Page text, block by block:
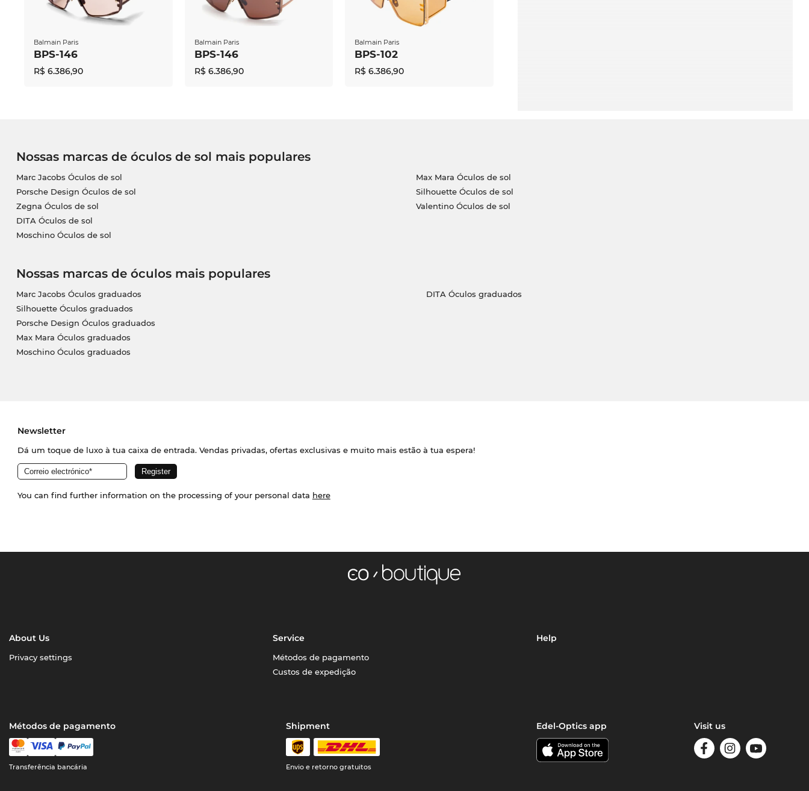
Balmain Paris
BPS-146
R$ 6.386,90
Balmain Paris
BPS-146
R$ 6.386,90
Balmain Paris
BPS-102
R$ 6.386,90
Nossas marcas de óculos de sol mais populares
Marc Jacobs Óculos de sol
Porsche Design Óculos de sol
Zegna Óculos de sol
DITA Óculos de sol
Moschino Óculos de sol
Max Mara Óculos de sol
Silhouette Óculos de sol
Valentino Óculos de sol
Nossas marcas de óculos mais populares
Marc Jacobs Óculos graduados
Silhouette Óculos graduados
Porsche Design Óculos graduados
Max Mara Óculos graduados
Moschino Óculos graduados
DITA Óculos graduados
Newsletter
Dá um toque de luxo à tua caixa de entrada. Vendas privadas, ofertas exclusivas e muito mais estão à tua espera!
You can find further information on the processing of your personal data here
About Us
Privacy settings
Service
Métodos de pagamento
Custos de expedição
Help
Métodos de pagamento
Transferência bancária
Shipment
Envio e retorno gratuitos
Edel-Optics app Visit us